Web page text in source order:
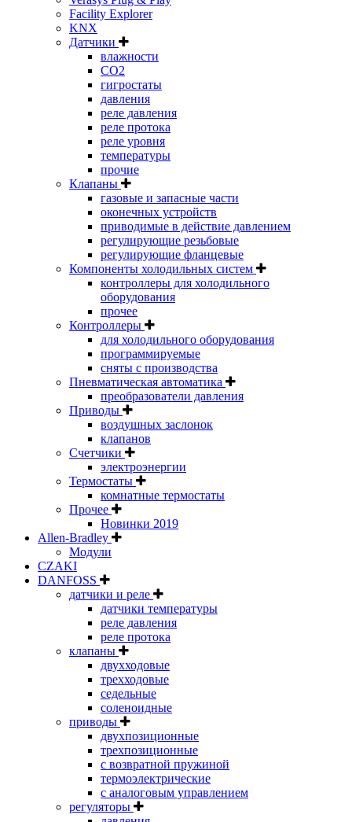
Facility Explorer
KNX
Датчики
влажности
CO2
гигростаты
давления
реле давления
реле протока
реле уровня
температуры
прочие
Клапаны
газовые и запасные части
оконечных устройств
приводимые в действие давлением
регулирующие резьбовые
регулирующие фланцевые
Компоненты холодильных систем
контроллеры для холодильного
оборудования
прочее
Контроллеры
для холодильного оборудования
программируемые
сняты с производства
Пневматическая автоматика
преобразователи давления
Приводы
воздушных заслонок
клапанов
Счетчики
электроэнергии
Термостаты
комнатные термостаты
Прочее
Новинки 2019
Allen-Bradley
Модули
CZAKI
DANFOSS
датчики и реле
датчики температуры
реле давления
реле протока
клапаны
двухходовые
трехходовые
седельные
соленоидные
приводы
двухпозиционные
трехпозиционные
с возвратной пружиной
термоэлектрические
с аналоговым управлением
регуляторы